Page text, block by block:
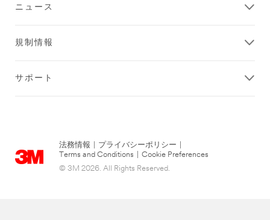
ニュース
規制情報
サポート
法務情報 プライバシーポリシー
Terms and Conditions
Cookie Preferences
© 3M 2026. All Rights Reserved.